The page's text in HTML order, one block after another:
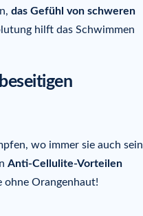
das Gefühl von schweren
hilft das Schwimmen
wo immer sie auch sein
Anti-Cellulite-Vorteilen
ohne Orangenhaut!